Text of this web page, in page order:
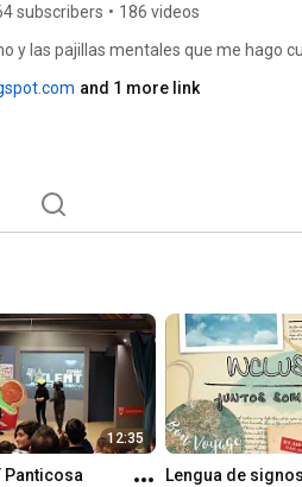
subscribers • 186 videos
y las pajillas mentales que me hago
and 1 more link
12:35
Panticosa
Lengua de